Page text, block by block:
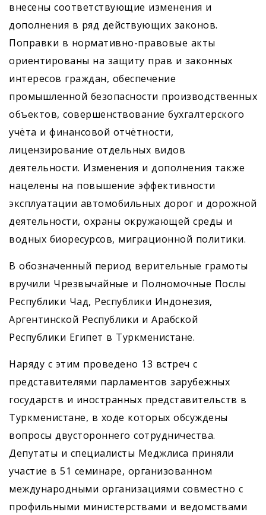
внесены соответствующие изменения и
дополнения в ряд действующих законов.
Поправки в нормативно-правовые акты
ориентированы на защиту прав и законных
интересов граждан, обеспечение
промышленной безопасности производственных
объектов, совершенствование бухгалтерского
учёта и финансовой отчётности,
лицензирование отдельных видов
деятельности. Изменения и дополнения также
нацелены на повышение эффективности
эксплуатации автомобильных дорог и дорожной
деятельности, охраны окружающей среды и
водных биоресурсов, миграционной политики.
В обозначенный период верительные грамоты
вручили Чрезвычайные и Полномочные Послы
Республики Чад, Республики Индонезия,
Аргентинской Республики и Арабской
Республики Египет в Туркменистане.
Наряду с этим проведено 13 встреч с
представителями парламентов зарубежных
государств и иностранных представительств в
Туркменистане, в ходе которых обсуждены
вопросы двустороннего сотрудничества.
Депутаты и специалисты Меджлиса приняли
участие в 51 семинаре, организованном
международными организациями совместно с
профильными министерствами и ведомствами